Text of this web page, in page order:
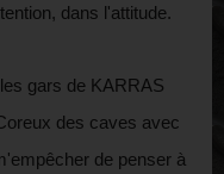
dans l'attitude.
gars de KARRAS
des caves avec
de penser à